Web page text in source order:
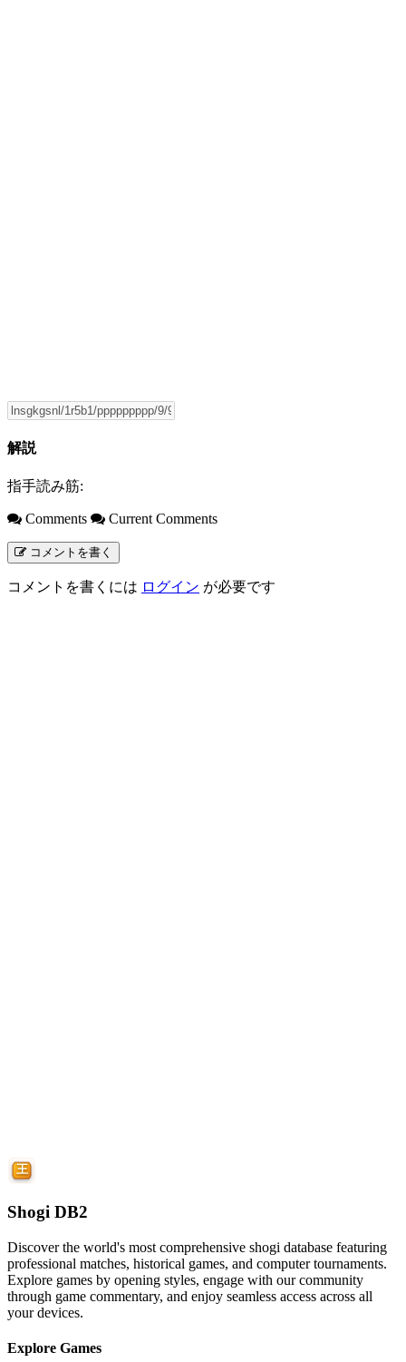
解説
指手読み筋:
Comments Current Comments
コメントを書く
コメントを書くには ログイン が必要です
Shogi DB2
Discover the world's most comprehensive shogi database featuring
professional matches, historical games, and computer tournaments.
Explore games by opening styles, engage with our community
through game commentary, and enjoy seamless access across all
your devices.
Explore Games